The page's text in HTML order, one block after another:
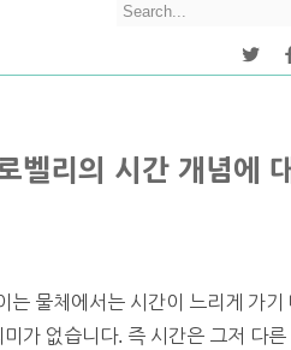
벨리의 시간 개념에
물체에서는 시간이 느리게 가기
가 없습니다. 즉 시간은 그저 다